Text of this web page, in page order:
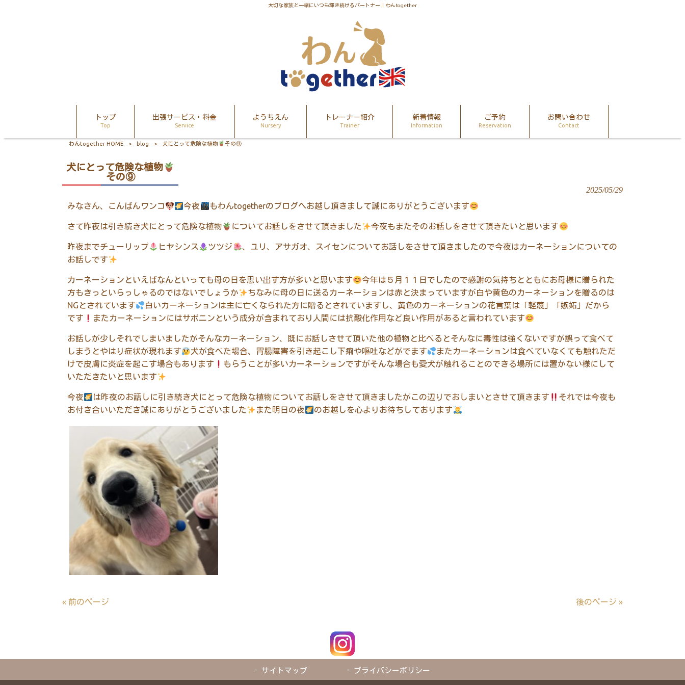
大切な家族と一緒にいつも輝き続けるパートナー｜わんtogether
トップ
Top
出張サービス・料金
Service
ようちえん
Nursery
トレーナー紹介
Trainer
新着情報
Information
ご予約
Reservation
お問い合わせ
Contact
わんtogether HOME > blog > 犬にとって危険な植物 その⑨
犬にとって危険な植物
その⑨
2025/05/29
みなさん、こんばんワンコ 今夜 もわんtogetherのブログへお越し頂きまして誠にありがとうございます
さて昨夜は引き続き犬にとって危険な植物 についてお話しをさせて頂きました 今夜もまたそのお話しをさせて頂きたいと思います
昨夜までチューリップ ヒヤシンス ツツジ
、ユリ、アサガオ、スイセンについてお話しをさせて頂きましたので今夜はカーネーションについての
お話しです
カーネーションといえばなんといっても母の日を思い出す方が多いと思います
今年は５月１１日でしたので感謝の気持ちとともにお母様に贈られた
方もきっといらっしゃるのではないでしょうか
ちなみに母の日に送るカーネーションは赤と決まっていますが白や黄色のカーネーションを贈るのは
NGとされています
白いカーネーションは主に亡くなられた方に贈るとされていますし、黄色のカーネーションの花言葉は「軽蔑」「嫉妬」だから
です
またカーネーションにはサポニンという成分が含まれており人間には抗酸化作用など良い作用があると言われています
お話しが少しそれでしまいましたがそんなカーネーション、既にお話しさせて頂いた他の植物と比べるとそんなに毒性は強くないですが誤って食べて
しまうとやはり症状が現れます
犬が食べた場合、胃腸障害を引き起こし下痢や嘔吐などがでます
またカーネーションは食べていなくても触れただ
けで皮膚に炎症を起こす場合もあります
もらうことが多いカーネーションですがそんな場合も愛犬が触れることのできる場所には置かない様にして
いただきたいと思います
今夜 は昨夜のお話しに引き続き犬にとって危険な植物についてお話しをさせて頂きましたがこの辺りでおしまいとさせて頂きます
それでは今夜も
お付き合いいただき誠にありがとうございました
また明日の夜 のお越しを心よりお待ちしております
« 前のページ 後のページ »
サイトマップ プライバシーポリシー